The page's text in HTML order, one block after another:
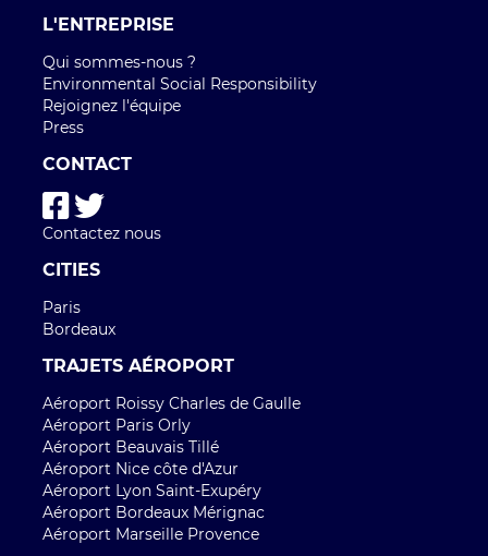
L'ENTREPRISE
Qui sommes-nous ?
Environmental Social Responsibility
Rejoignez l'équipe
Press
CONTACT
Contactez nous
CITIES
Paris
Bordeaux
TRAJETS AÉROPORT
Aéroport Roissy Charles de Gaulle
Aéroport Paris Orly
Aéroport Beauvais Tillé
Aéroport Nice côte d'Azur
Aéroport Lyon Saint-Exupéry
Aéroport Bordeaux Mérignac
Aéroport Marseille Provence